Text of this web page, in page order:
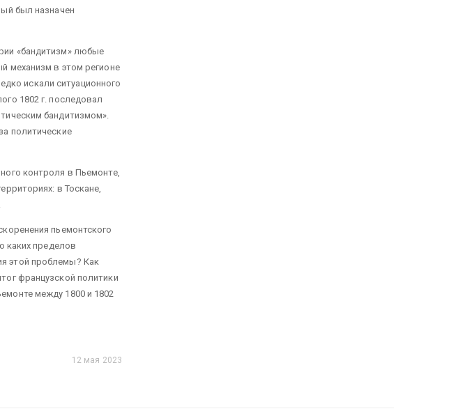
был назначен
«бандитизм» любые
механизм в этом регионе
искали ситуационного
1802 г. последовал
бандитизмом».
политические
контроля в Пьемонте,
в Тоскане,
пьемонтского
каких пределов
этой проблемы? Как
французской политики
между 1800 и 1802
12 мая 2023